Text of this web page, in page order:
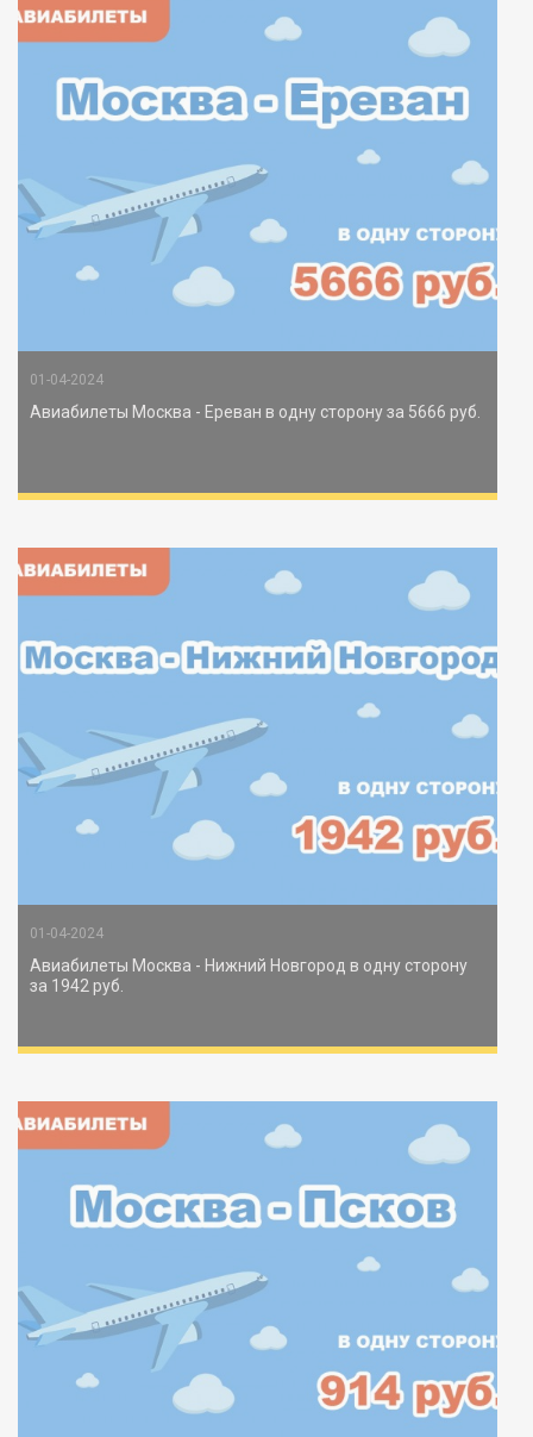
01-04-2024
Авиабилеты Москва - Ереван в одну сторону за 5666 руб.
01-04-2024
Авиабилеты Москва - Нижний Новгород в одну сторону
за 1942 руб.